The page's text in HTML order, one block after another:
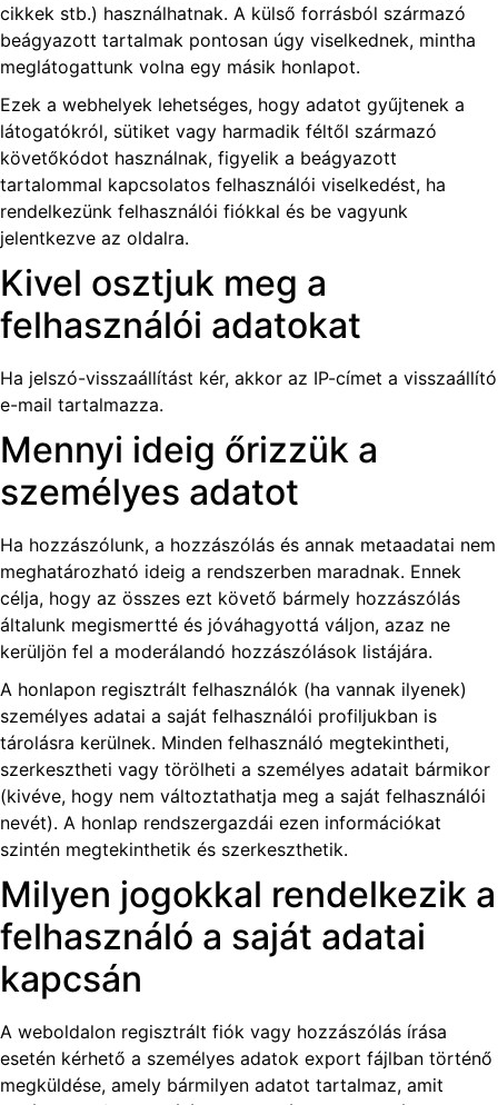
cikkek stb.) használhatnak. A külső forrásból származó
beágyazott tartalmak pontosan úgy viselkednek, mintha
meglátogattunk volna egy másik honlapot.
Ezek a webhelyek lehetséges, hogy adatot gyűjtenek a
látogatókról, sütiket vagy harmadik féltől származó
követőkódot használnak, figyelik a beágyazott
tartalommal kapcsolatos felhasználói viselkedést, ha
rendelkezünk felhasználói fiókkal és be vagyunk
jelentkezve az oldalra.
Kivel osztjuk meg a
felhasználói adatokat
Ha jelszó-visszaállítást kér, akkor az IP-címet a visszaállító
e-mail tartalmazza.
Mennyi ideig őrizzük a
személyes adatot
Ha hozzászólunk, a hozzászólás és annak metaadatai nem
meghatározható ideig a rendszerben maradnak. Ennek
célja, hogy az összes ezt követő bármely hozzászólás
általunk megismertté és jóváhagyottá váljon, azaz ne
kerüljön fel a moderálandó hozzászólások listájára.
A honlapon regisztrált felhasználók (ha vannak ilyenek)
személyes adatai a saját felhasználói profiljukban is
tárolásra kerülnek. Minden felhasználó megtekintheti,
szerkesztheti vagy törölheti a személyes adatait bármikor
(kivéve, hogy nem változtathatja meg a saját felhasználói
nevét). A honlap rendszergazdái ezen információkat
szintén megtekinthetik és szerkeszthetik.
Milyen jogokkal rendelkezik a
felhasználó a saját adatai
kapcsán
A weboldalon regisztrált fiók vagy hozzászólás írása
esetén kérhető a személyes adatok export fájlban történő
megküldése, amely bármilyen adatot tartalmaz, amit